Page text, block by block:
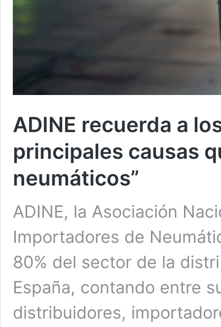
ADINE recuerda a
principales causas
neumáticos”
ADINE, la Asociación
Importadores de
80% del sector de la
España, contando entre
distribuidores,